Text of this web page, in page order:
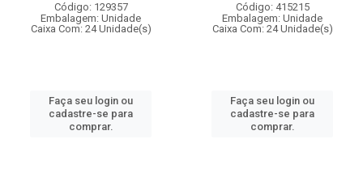
Código: 129357
Embalagem: Unidade
Caixa Com: 24 Unidade(s)
Faça seu login ou
cadastre-se para
comprar.
Código: 415215
Embalagem: Unidade
Caixa Com: 24 Unidade(s)
Faça seu login ou
cadastre-se para
comprar.